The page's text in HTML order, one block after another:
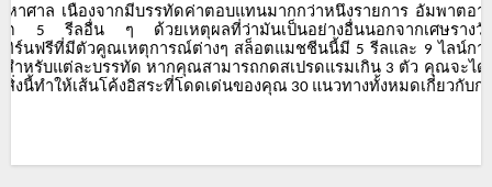
หาศาล เนื่องจากมีบรรทัดค่าตอบแทนมากกว่าหนึ่งรายการ อัมพาตอา
ต 5 รีลอื่น ๆ
ด้วยเหตุผลที่ว่ามันเป็นอย่างอื่นนอกจากเศษรางวั
ทิร์นฟรีที่มีตัวคูณเหตุการณ์ต่างๆ สล็อตแมชชีนนี้มี 5 รีลและ 9 ไลน์กา
สำหรับแต่ละบรรทัด หากคุณสามารถกดสเปรดแรมเกิน 3 ตัว คุณจะได้
สิ่งนี้ทำให้เส้นโค้งอิสระที่โดดเด่นของคุณ 30 แนวทางทั้งหมดเกี่ยวกับ